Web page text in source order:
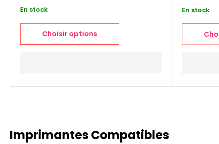
En stock
Choisir options
En stock
Imprimantes Compatibles